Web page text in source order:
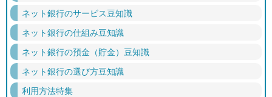
ネット銀行のサービス豆知識
ネット銀行の仕組み豆知識
ネット銀行の預金（貯金）豆知識
ネット銀行の選び方豆知識
利用方法特集